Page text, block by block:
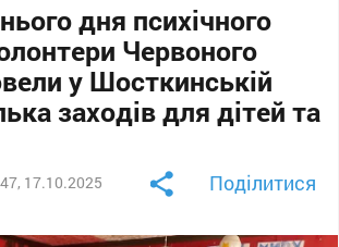
дня психічного
Червоного
у Шосткинській
заходів для дітей та
17.10.2025 Поділитися